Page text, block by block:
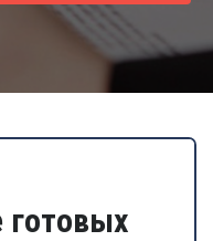
готовых